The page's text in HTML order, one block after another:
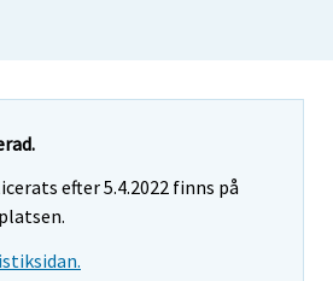
efter 5.4.2022 finns på